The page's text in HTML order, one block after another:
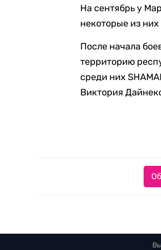
На сентябрь у
некоторые из
После начала
территорию
среди них
Виктория